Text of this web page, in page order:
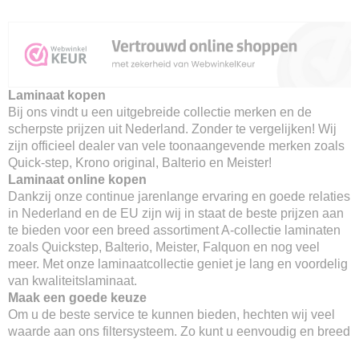
Laminaat kopen
Bij ons vindt u een uitgebreide collectie merken en de
scherpste prijzen uit Nederland. Zonder te vergelijken! Wij
zijn officieel dealer van vele toonaangevende merken zoals
Quick-step, Krono original, Balterio en Meister!
Laminaat online kopen
Dankzij onze continue jarenlange ervaring en goede relaties
in Nederland en de EU zijn wij in staat de beste prijzen aan
te bieden voor een breed assortiment A-collectie laminaten
zoals Quickstep, Balterio, Meister, Falquon en nog veel
meer. Met onze laminaatcollectie geniet je lang en voordelig
van kwaliteitslaminaat.
Maak een goede keuze
Om u de beste service te kunnen bieden, hechten wij veel
waarde aan ons filtersysteem. Zo kunt u eenvoudig en breed